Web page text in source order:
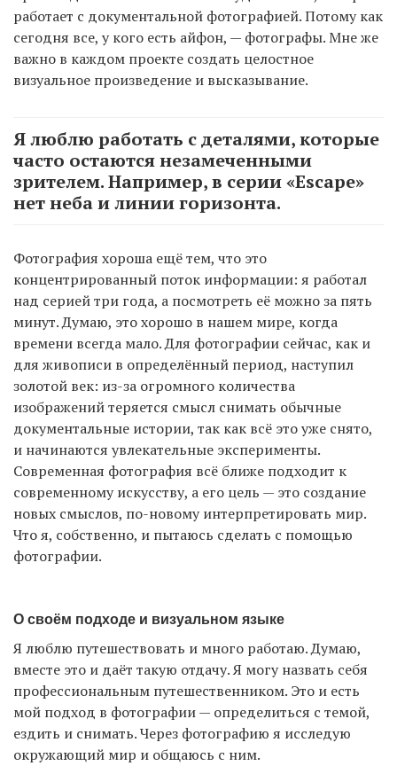
работает с документальной фотографией. Потому как
сегодня все, у кого есть айфон, — фотографы. Мне же
важно в каждом проекте создать целостное
визуальное произведение и высказывание.
Я люблю работать с деталями, которые
часто остаются незамеченными
зрителем. Например, в серии «Escape»
нет неба и линии горизонта.
Фотография хороша ещё тем, что это
концентрированный поток информации: я работал
над серией три года, а посмотреть её можно за пять
минут. Думаю, это хорошо в нашем мире, когда
времени всегда мало. Для фотографии сейчас, как и
для живописи в определённый период, наступил
золотой век: из-за огромного количества
изображений теряется смысл снимать обычные
документальные истории, так как всё это уже снято,
и начинаются увлекательные эксперименты.
Современная фотография всё ближе подходит к
современному искусству, а его цель — это создание
новых смыслов, по-новому интерпретировать мир.
Что я, собственно, и пытаюсь сделать с помощью
фотографии.
О своём подходе и визуальном языке
Я люблю путешествовать и много работаю. Думаю,
вместе это и даёт такую отдачу. Я могу назвать себя
профессиональным путешественником. Это и есть
мой подход в фотографии — определиться с темой,
ездить и снимать. Через фотографию я исследую
окружающий мир и общаюсь с ним.